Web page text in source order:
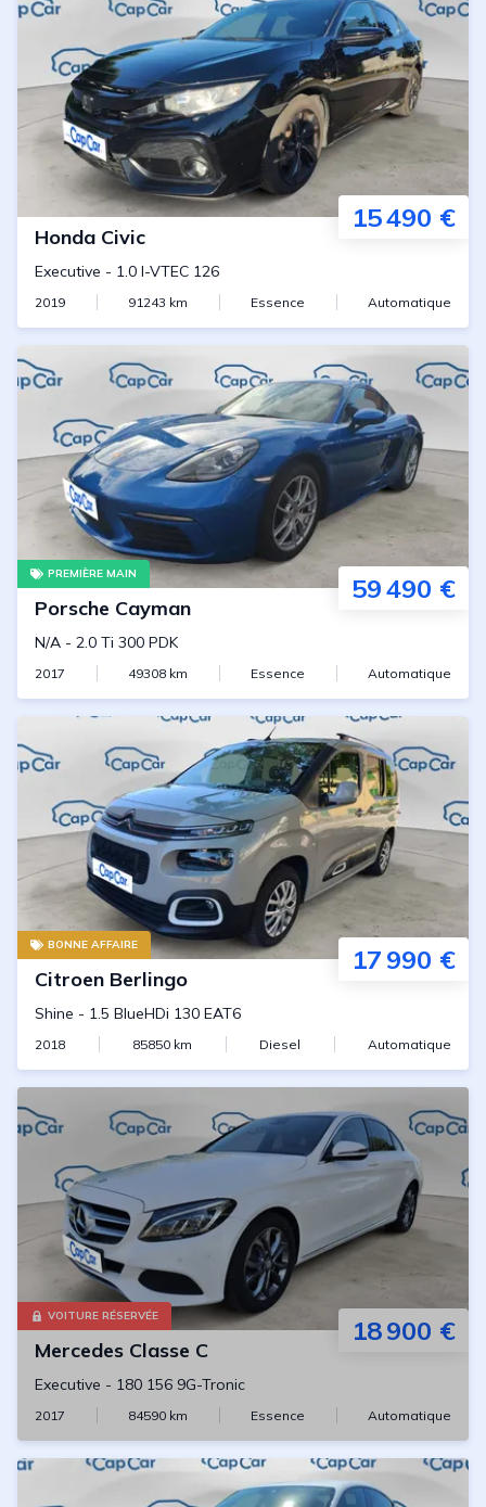
15 490 €
Honda Civic
Executive - 1.0 I-VTEC 126
2019 91243 km Essence Automatique
PREMIÈRE MAIN 59 490 €
Porsche Cayman
N/A - 2.0 Ti 300 PDK
2017 49308 km Essence Automatique
BONNE AFFAIRE 17 990 €
Citroen Berlingo
Shine - 1.5 BlueHDi 130 EAT6
2018 85850 km Diesel Automatique
VOITURE RÉSERVÉE 18 900 €
Mercedes Classe C
Executive - 180 156 9G-Tronic
2017 84590 km Essence Automatique